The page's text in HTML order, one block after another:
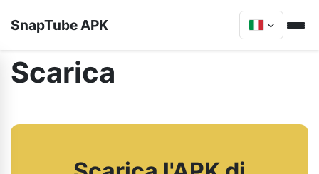
SnapTube APK
Scarica